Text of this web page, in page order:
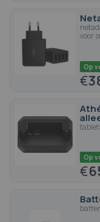
voor
Op
€
Op
€